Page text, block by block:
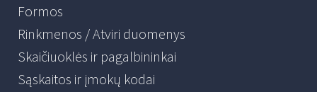
Formos
Rinkmenos / Atviri duomenys
Skaičiuoklės ir pagalbininkai
Sąskaitos ir įmokų kodai